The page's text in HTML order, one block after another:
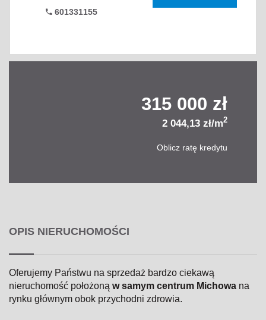
601331155
315 000 zł
2 044,13 zł/m2
Oblicz ratę kredytu
OPIS NIERUCHOMOŚCI
Oferujemy Państwu na sprzedaż bardzo ciekawą
nieruchomość położoną w samym centrum Michowa na
rynku głównym obok przychodni zdrowia.